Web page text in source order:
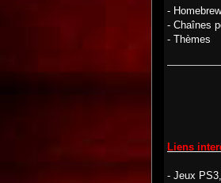
-
- Chaînes
- Thèmes
Liens
- Jeux